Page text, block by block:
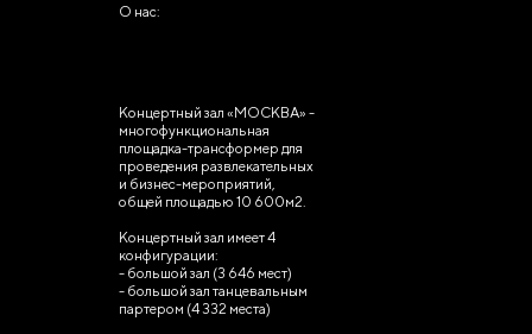
О нас:
Концертный зал «МОСКВА» -
многофункциональная
площадка-трансформер для
проведения развлекательных
и бизнес-мероприятий,
общей площадью 10 600м2.
Концертный зал имеет 4
конфигурации:
- большой зал (3 646 мест)
- большой зал танцевальным
партером (4 332 места)